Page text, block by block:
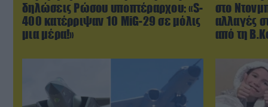
δηλώσεις Ρώσου υποπτέραρχου: «S-
400 κατέρριψαν 10 MiG-29 σε μόλις
μια μέρα!»
στο
αλλαγές
από τη